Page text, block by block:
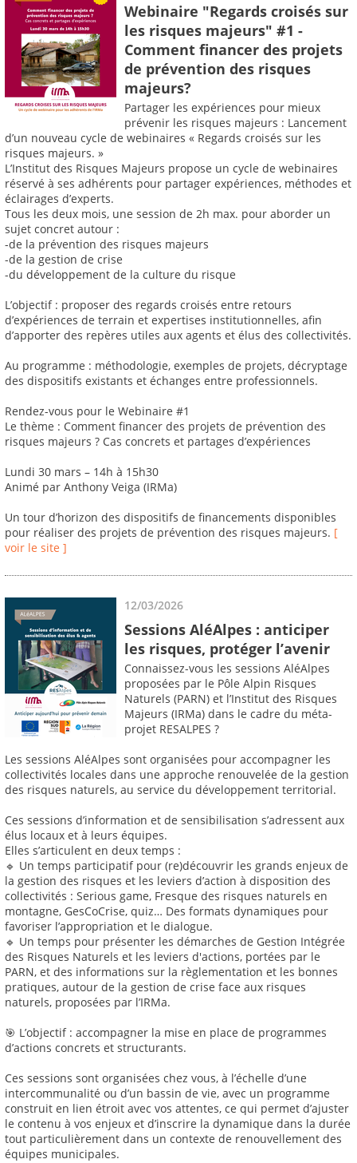
Webinaire "Regards croisés sur
les risques majeurs" #1 -
Comment financer des projets
de prévention des risques
majeurs?
Partager les expériences pour mieux
prévenir les risques majeurs : Lancement
d’un nouveau cycle de webinaires « Regards croisés sur les
risques majeurs. »
L’Institut des Risques Majeurs propose un cycle de webinaires
réservé à ses adhérents pour partager expériences, méthodes et
éclairages d’experts.
Tous les deux mois, une session de 2h max. pour aborder un
sujet concret autour :
-de la prévention des risques majeurs
-de la gestion de crise
-du développement de la culture du risque
L’objectif : proposer des regards croisés entre retours
d’expériences de terrain et expertises institutionnelles, afin
d’apporter des repères utiles aux agents et élus des collectivités.
Au programme : méthodologie, exemples de projets, décryptage
des dispositifs existants et échanges entre professionnels.
Rendez-vous pour le Webinaire #1
Le thème : Comment financer des projets de prévention des
risques majeurs ? Cas concrets et partages d’expériences
Lundi 30 mars – 14h à 15h30
Animé par Anthony Veiga (IRMa)
Un tour d’horizon des dispositifs de financements disponibles
pour réaliser des projets de prévention des risques majeurs. [
voir le site ]
12/03/2026
Sessions AléAlpes : anticiper
les risques, protéger l’avenir
Connaissez-vous les sessions AléAlpes
proposées par le Pôle Alpin Risques
Naturels (PARN) et l’Institut des Risques
Majeurs (IRMa) dans le cadre du méta-
projet RESALPES ?
Les sessions AléAlpes sont organisées pour accompagner les
collectivités locales dans une approche renouvelée de la gestion
des risques naturels, au service du développement territorial.
Ces sessions d’information et de sensibilisation s’adressent aux
élus locaux et à leurs équipes.
Elles s’articulent en deux temps :
🔹 Un temps participatif pour (re)découvrir les grands enjeux de
la gestion des risques et les leviers d’action à disposition des
collectivités : Serious game, Fresque des risques naturels en
montagne, GesCoCrise, quiz… Des formats dynamiques pour
favoriser l’appropriation et le dialogue.
🔹 Un temps pour présenter les démarches de Gestion Intégrée
des Risques Naturels et les leviers d'actions, portées par le
PARN, et des informations sur la règlementation et les bonnes
pratiques, autour de la gestion de crise face aux risques
naturels, proposées par l’IRMa.
🎯 L’objectif : accompagner la mise en place de programmes
d’actions concrets et structurants.
Ces sessions sont organisées chez vous, à l’échelle d’une
intercommunalité ou d’un bassin de vie, avec un programme
construit en lien étroit avec vos attentes, ce qui permet d’ajuster
le contenu à vos enjeux et d’inscrire la dynamique dans la durée
tout particulièrement dans un contexte de renouvellement des
équipes municipales.